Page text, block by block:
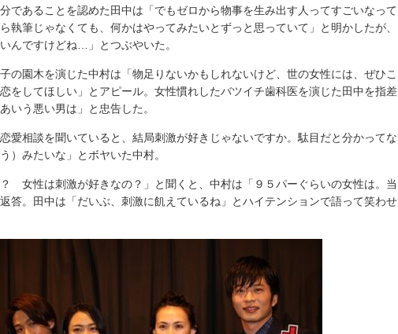
であることを認めた田中は「でもゼロから物事を生み出す人ってすごいなって
執筆じゃなくても、何かはやってみたいとずっと思っていて」と明かしたが、
んですけどね…」とつぶやいた。
の園木を演じた中村は「物足りないかもしれないけど、世の女性には、ぜひこ
をしてほしい」とアピール。女性慣れしたバツイチ歯科医を演じた田中を指差
いう悪い男は」と忠告した。
愛相談を聞いていると、結局刺激が好きじゃないですか。駄目だと分かってな
）みたいな」とボヤいた中村。
女性は刺激が好きなの？」と聞くと、中村は「９５パーぐらいの女性は。当
答。田中は「だいぶ、刺激に飢えているね」とハイテンションで語って笑わせ